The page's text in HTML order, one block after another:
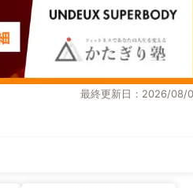
最終更新日：2026/08/